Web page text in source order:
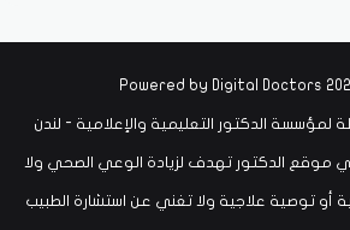
Digital Doctors
الدكتور التعليمية والإعلامية - لندن
موقع الدكتور تهدف لزيادة الوعي الصحي ولا
أو توصية علاجية ولا تغني عن استشارة الطبيب